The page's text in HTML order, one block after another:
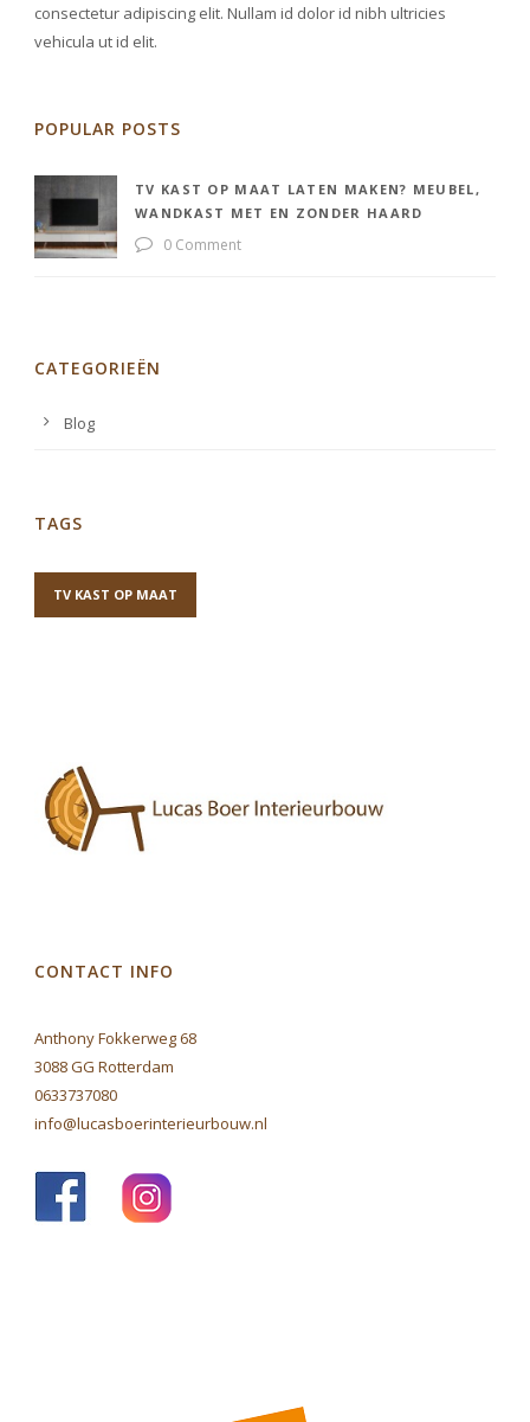
consectetur adipiscing elit. Nullam id dolor id nibh ultricies
vehicula ut id elit.
POPULAR POSTS
TV KAST OP MAAT LATEN MAKEN? MEUBEL,
WANDKAST MET EN ZONDER HAARD
0 Comment
CATEGORIEËN
Blog
TAGS
TV KAST OP MAAT
CONTACT INFO
Anthony Fokkerweg 68
3088 GG Rotterdam
0633737080
info@lucasboerinterieurbouw.nl